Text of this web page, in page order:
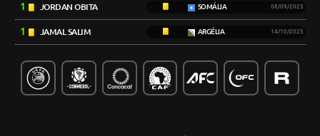
1 JORDAN OBITA SOMÁLIA 08/09/2025
1 JAMAL SALIM ARGÉLIA 14/10/2025